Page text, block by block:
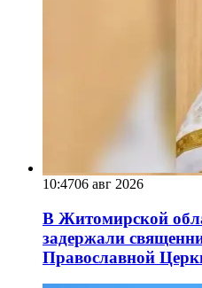
10:4706 авг 2026
В Житомирской
задержали
Православной